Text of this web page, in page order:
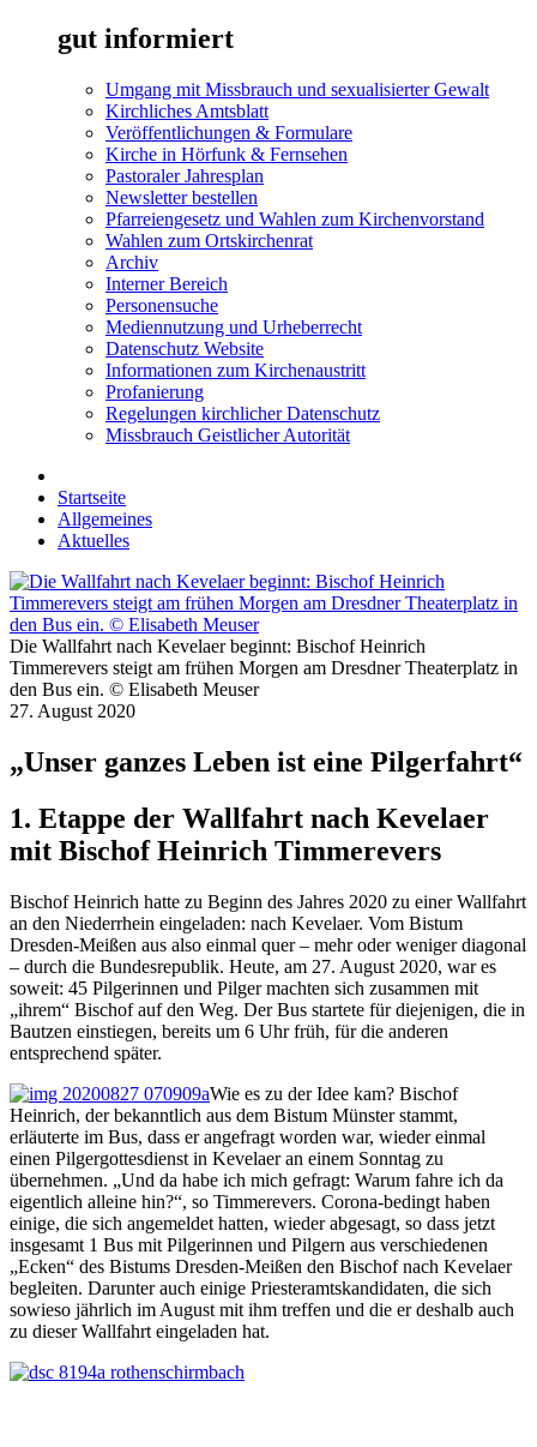
gut informiert
Umgang mit Missbrauch und sexualisierter Gewalt
Kirchliches Amtsblatt
Veröffentlichungen & Formulare
Kirche in Hörfunk & Fernsehen
Pastoraler Jahresplan
Newsletter bestellen
Pfarreiengesetz und Wahlen zum Kirchenvorstand
Wahlen zum Ortskirchenrat
Archiv
Interner Bereich
Personensuche
Mediennutzung und Urheberrecht
Datenschutz Website
Informationen zum Kirchenaustritt
Profanierung
Regelungen kirchlicher Datenschutz
Missbrauch Geistlicher Autorität
Startseite
Allgemeines
Aktuelles
Die Wallfahrt nach Kevelaer beginnt: Bischof Heinrich
Timmerevers steigt am frühen Morgen am Dresdner Theaterplatz in
den Bus ein. © Elisabeth Meuser
27. August 2020
„Unser ganzes Leben ist eine Pilgerfahrt“
1. Etappe der Wallfahrt nach Kevelaer
mit Bischof Heinrich Timmerevers
Bischof Heinrich hatte zu Beginn des Jahres 2020 zu einer Wallfahrt
an den Niederrhein eingeladen: nach Kevelaer. Vom Bistum
Dresden-Meißen aus also einmal quer – mehr oder weniger diagonal
– durch die Bundesrepublik. Heute, am 27. August 2020, war es
soweit: 45 Pilgerinnen und Pilger machten sich zusammen mit
„ihrem“ Bischof auf den Weg. Der Bus startete für diejenigen, die in
Bautzen einstiegen, bereits um 6 Uhr früh, für die anderen
entsprechend später.
Wie es zu der Idee kam? Bischof
Heinrich, der bekanntlich aus dem Bistum Münster stammt,
erläuterte im Bus, dass er angefragt worden war, wieder einmal
einen Pilgergottesdienst in Kevelaer an einem Sonntag zu
übernehmen. „Und da habe ich mich gefragt: Warum fahre ich da
eigentlich alleine hin?“, so Timmerevers. Corona-bedingt haben
einige, die sich angemeldet hatten, wieder abgesagt, so dass jetzt
insgesamt 1 Bus mit Pilgerinnen und Pilgern aus verschiedenen
„Ecken“ des Bistums Dresden-Meißen den Bischof nach Kevelaer
begleiten. Darunter auch einige Priesteramtskandidaten, die sich
sowieso jährlich im August mit ihm treffen und die er deshalb auch
zu dieser Wallfahrt eingeladen hat.